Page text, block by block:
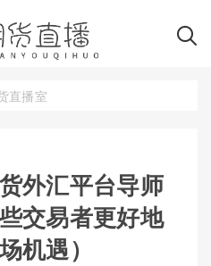
直播室
外汇平台导师
交易者更好地
机遇）